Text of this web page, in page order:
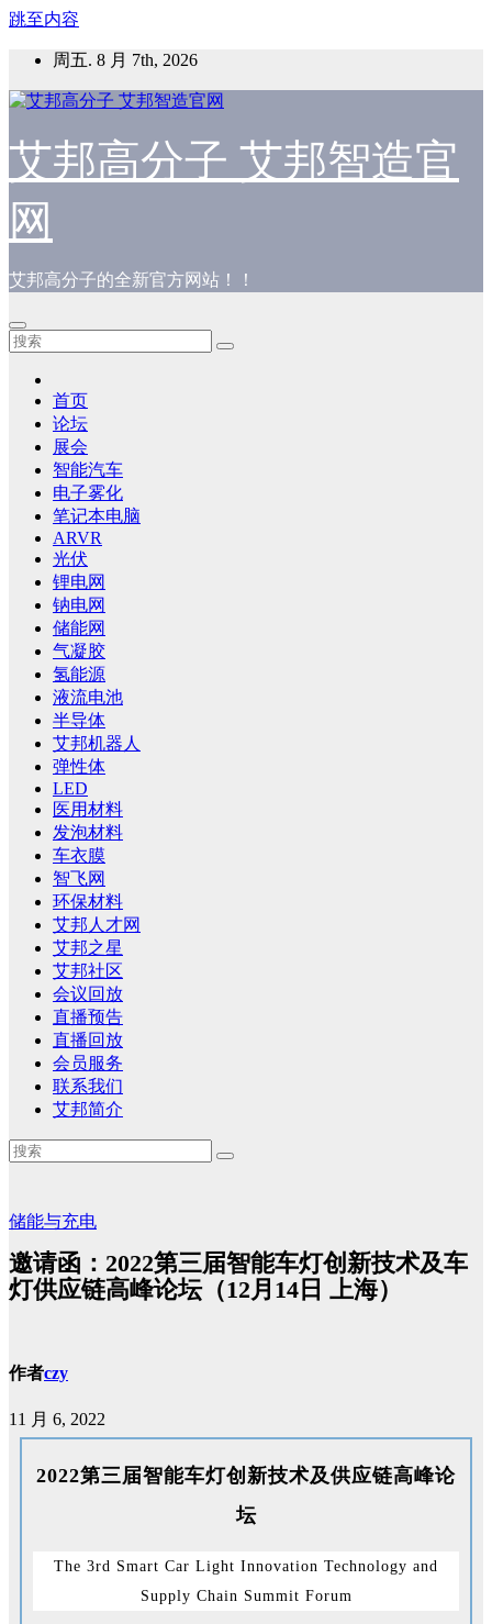
跳至内容
周五. 8 月 7th, 2026
艾邦高分子 艾邦智造官
网
艾邦高分子的全新官方网站！！
首页
论坛
展会
智能汽车
电子雾化
笔记本电脑
ARVR
光伏
锂电网
钠电网
储能网
气凝胶
氢能源
液流电池
半导体
艾邦机器人
弹性体
LED
医用材料
发泡材料
车衣膜
智飞网
环保材料
艾邦人才网
艾邦之星
艾邦社区
会议回放
直播预告
直播回放
会员服务
联系我们
艾邦简介
储能与充电
邀请函：2022第三届智能车灯创新技术及车
灯供应链高峰论坛（12月14日 上海）
作者czy
11 月 6, 2022
2022第三届智能车灯创新技术及供应链高峰论
坛
The 3rd Smart Car Light Innovation Technology and
Supply Chain Summit Forum